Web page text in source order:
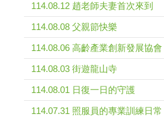
114.08.12 趙老師夫妻首次來到
114.08.08 父親節快樂
114.08.06 高齡產業創新發展協會
114.08.03 街遊龍山寺
114.08.01 日復一日的守護
114.07.31 照服員的專業訓練日常